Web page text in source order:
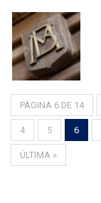
PÁGINA 6 DE 14
4 5 6
ÚLTIMA »